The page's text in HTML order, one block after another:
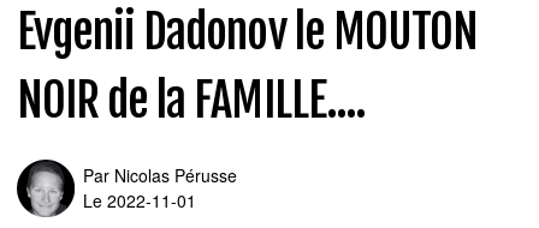
Evgenii Dadonov le MOUTON
NOIR de la FAMILLE....
Par Nicolas Pérusse
Le 2022-11-01